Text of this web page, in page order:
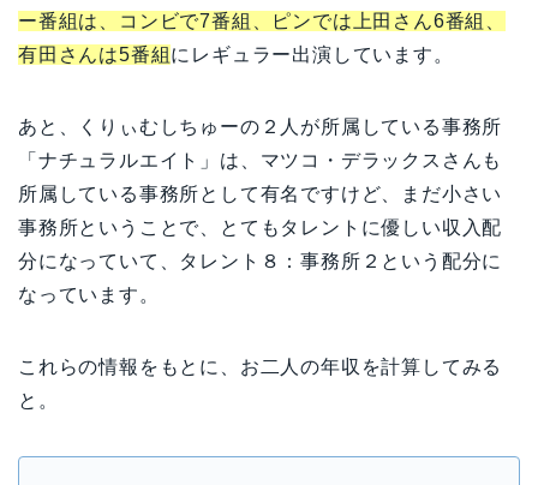
ー番組は、コンビで7番組、ピンでは上田さん6番組、
有田さんは5番組 にレギュラー出演しています。
あと、くりぃむしちゅーの２人が所属している事務所
「ナチュラルエイト」は、マツコ・デラックスさんも
所属している事務所として有名ですけど、まだ小さい
事務所ということで、とてもタレントに優しい収入配
分になっていて、タレント８：事務所２という配分に
なっています。
これらの情報をもとに、お二人の年収を計算してみる
と。